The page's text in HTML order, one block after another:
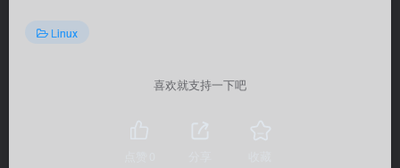
Linux
喜欢就支持一下吧